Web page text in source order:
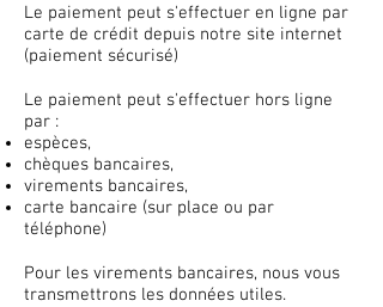
Le paiement peut s'effectuer en ligne par
carte de crédit depuis notre site internet
(paiement sécurisé)
Le paiement peut s'effectuer hors ligne
par :
espèces,
chèques bancaires,
virements bancaires,
carte bancaire (sur place ou par
téléphone)
Pour les virements bancaires, nous vous
transmettrons les données utiles.